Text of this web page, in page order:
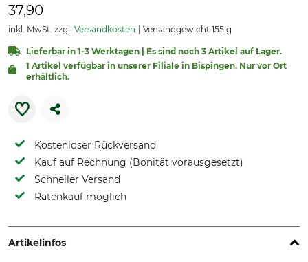
37,90
inkl. MwSt. zzgl. Versandkosten Versandgewicht 155 g
Lieferbar in 1-3 Werktagen | Es sind noch 3 Artikel auf Lager.
1 Artikel verfügbar in unserer Filiale in Bispingen. Nur vor Ort
erhältlich.
Kostenloser Rückversand
Kauf auf Rechnung (Bonität vorausgesetzt)
Schneller Versand
Ratenkauf möglich
Artikelinfos